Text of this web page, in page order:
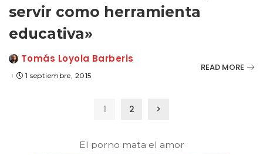
servir como herramienta
educativa»
Posted
by
Tomás Loyola Barberis
1 septiembre, 2015
READ MORE
1 2
El porno mata el amor